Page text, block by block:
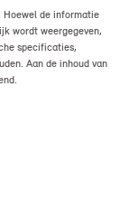
Hoewel de informatie
wordt weergegeven,
specificaties,
Aan de inhoud van